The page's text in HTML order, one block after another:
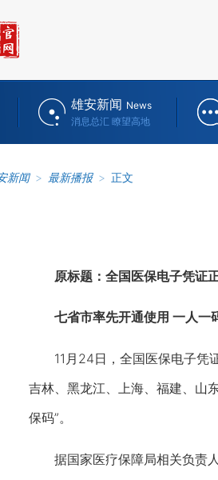
雄安新闻 News
消息总汇 瞭望高地
新闻 > 最新播报 > 正文
原标题：全国医保电子凭证
七省市率先开通使用 一人一
11月24日，全国医保电子凭证
吉林、黑龙江、上海、福建、山
保码”。
据国家医疗保障局相关负责人